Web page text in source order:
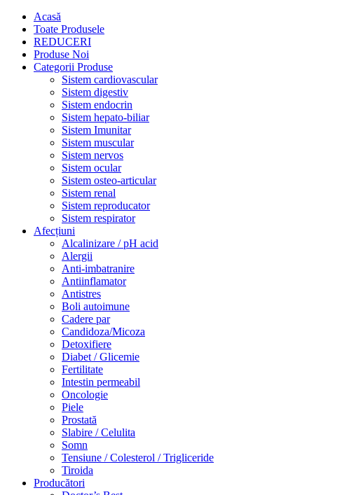
Acasă
Toate Produsele
REDUCERI
Produse Noi
Categorii Produse
Sistem cardiovascular
Sistem digestiv
Sistem endocrin
Sistem hepato-biliar
Sistem Imunitar
Sistem muscular
Sistem nervos
Sistem ocular
Sistem osteo-articular
Sistem renal
Sistem reproducator
Sistem respirator
Afecțiuni
Alcalinizare / pH acid
Alergii
Anti-imbatranire
Antiinflamator
Antistres
Boli autoimune
Cadere par
Candidoza/Micoza
Detoxifiere
Diabet / Glicemie
Fertilitate
Intestin permeabil
Oncologie
Piele
Prostată
Slabire / Celulita
Somn
Tensiune / Colesterol / Trigliceride
Tiroida
Producători